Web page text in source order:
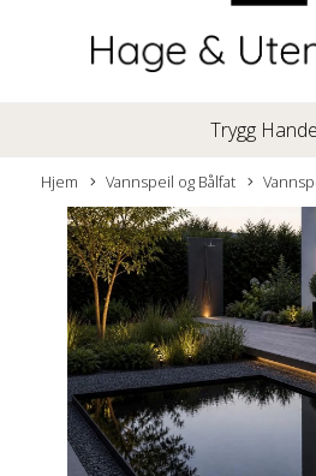
Trygg
Hjem Vannspeil og Bålfat